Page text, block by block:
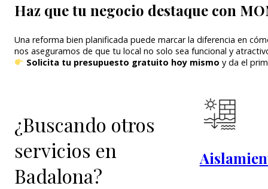
Haz que tu negocio destaque con
Una reforma bien planificada puede marcar la diferencia en
nos aseguramos de que tu local no solo sea funcional y
Solicita tu presupuesto gratuito hoy mismo y da el
¿Buscando otros
servicios en
Badalona?